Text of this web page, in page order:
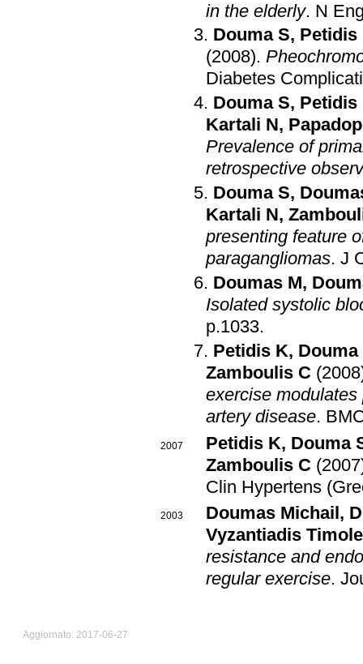
in the elderly. N
Douma S, Petidis
(2008).
Diabetes
Douma S, Petidis
Kartali N ,
Prevalence of
retrospective
Douma S,
Kartali N ,
presenting feature
paragangliomas. J
Doumas M,
Isolated systolic
p.1033.
Petidis K, Douma
Zamboulis C
exercise
artery disease.
2007 Petidis K, Douma
Zamboulis C
Clin Hypertens
2003 Doumas Michail ,
Vyzantiadis
resistance and
regular exercise.
Aggiornato: 2017-06-27